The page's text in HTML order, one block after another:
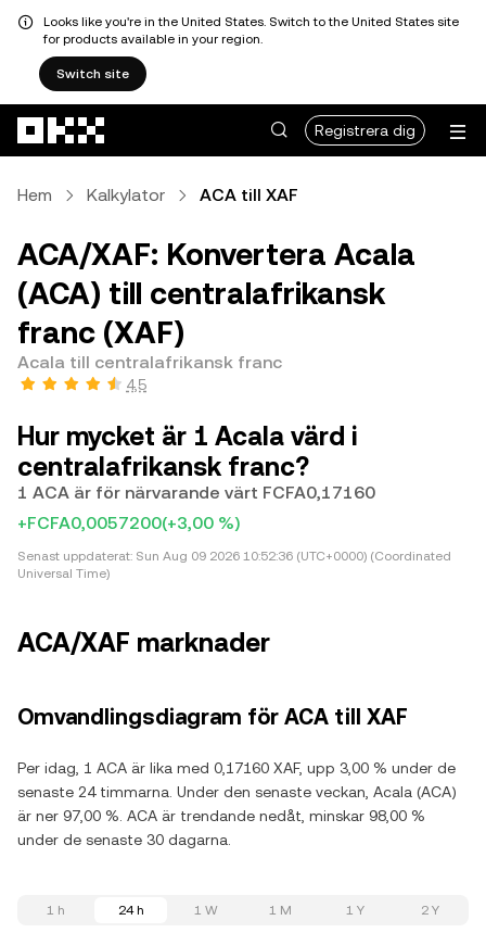
Looks like you're in the United States. Switch to the United States site
for products available in your region.
Switch site
Registrera dig
Hem Kalkylator ACA till XAF
ACA/XAF: Konvertera Acala
(ACA) till centralafrikansk
franc (XAF)
Acala till centralafrikansk franc
4,5
Hur mycket är 1 Acala värd i
centralafrikansk franc?
1 ACA är för närvarande värt FCFA0,17160
+FCFA0,0057200(+3,00 %)
Senast uppdaterat: Sun Aug 09 2026 10:52:36 (UTC+0000) (Coordinated
Universal Time)
ACA/XAF marknader
Omvandlingsdiagram för ACA till XAF
Per idag, 1 ACA är lika med 0,17160 XAF, upp 3,00 % under de
senaste 24 timmarna. Under den senaste veckan, Acala (ACA)
är ner 97,00 %. ACA är trendande nedåt, minskar 98,00 %
under de senaste 30 dagarna.
1 h 24 h 1 W 1 M 1 Y 2 Y